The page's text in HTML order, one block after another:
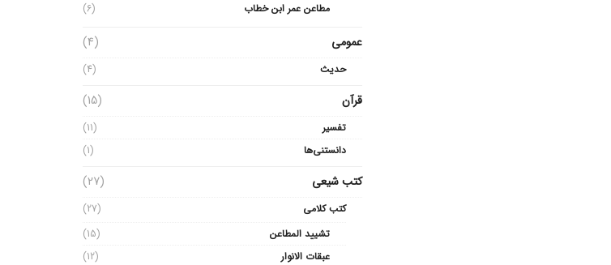
مطاعن عمر ابن خطاب
(6)
عمومی (4)
حدیث (4)
قرآن (15)
تفسیر
(11)
دانستنی‌ها
(1)
کتب شیعی (27)
کتب کلامی
(27)
تشیید المطاعن
(15)
عبقات الانوار
(12)